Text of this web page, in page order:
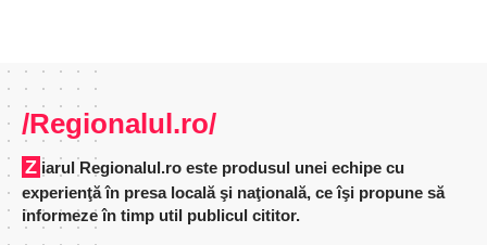
/Regionalul.ro/
Ziarul Regionalul.ro este produsul unei echipe cu
experienţă în presa locală şi naţională, ce îşi propune să
informeze în timp util publicul cititor.